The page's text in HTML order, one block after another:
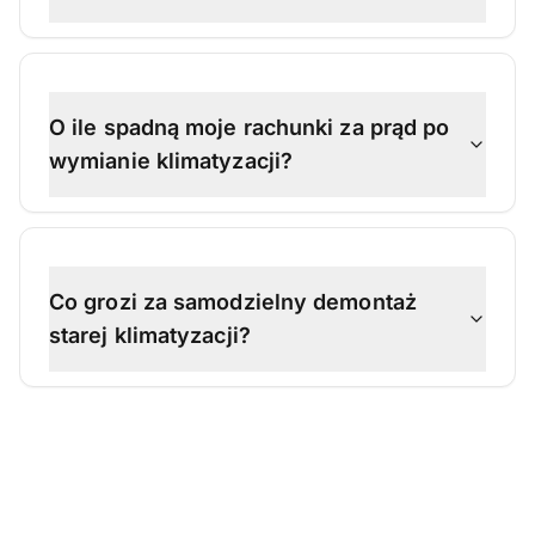
O ile spadną moje rachunki za prąd po
wymianie klimatyzacji?
Co grozi za samodzielny demontaż
starej klimatyzacji?